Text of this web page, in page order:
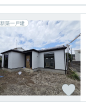
新築一戸建